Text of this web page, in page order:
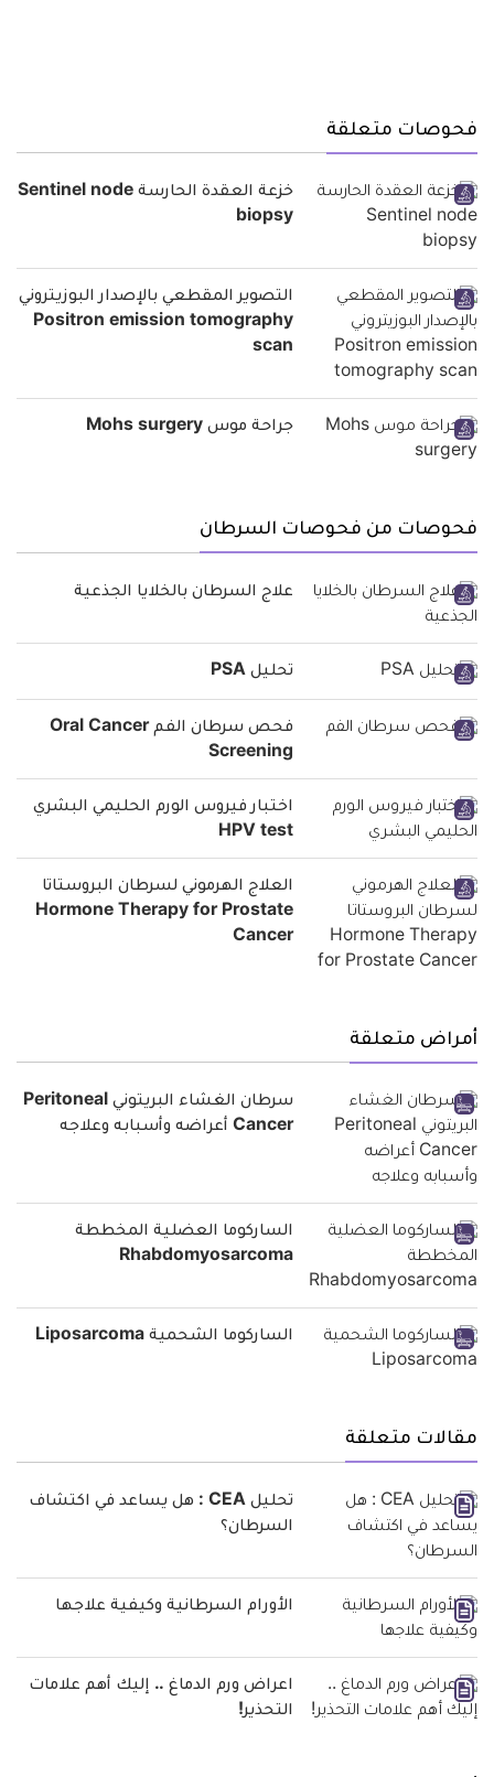
فحوصات متعلقة
خزعة العقدة الحارسة Sentinel node
biopsy
التصوير المقطعي بالإصدار البوزيتروني
Positron emission tomography
scan
جراحة موس Mohs surgery
فحوصات من فحوصات السرطان
علاج السرطان بالخلايا الجذعية
تحليل PSA
فحص سرطان الفم Oral Cancer
Screening
اختبار فيروس الورم الحليمي البشري
HPV test
العلاج الهرموني لسرطان البروستاتا
Hormone Therapy for Prostate
Cancer
أمراض متعلقة
سرطان الغشاء البريتوني Peritoneal
Cancer أعراضه وأسبابه وعلاجه
الساركوما العضلية المخططة
Rhabdomyosarcoma
الساركوما الشحمية Liposarcoma
مقالات متعلقة
تحليل CEA : هل يساعد في اكتشاف
السرطان؟
الأورام السرطانية وكيفية علاجها
اعراض ورم الدماغ .. إليك أهم علامات
التحذير!